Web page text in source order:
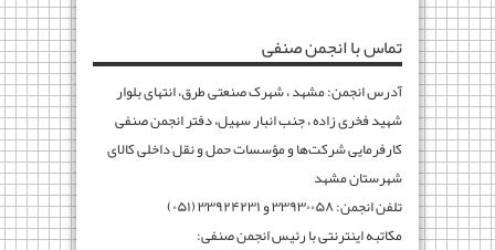
تماس با انجمن صنفی
آدرس انجمن: مشهد ، شهرک صنعتی طرق، انتهای بلوار
شهید فخری زاده ، جنب انبار سهیل، دفتر انجمن صنفی
کارفرمایی شرکت‌ها و مؤسسات حمل و نقل داخلی کالای
شهرستان مشهد
تلفن انجمن: ۳۳۹۳۰۰۵۸ و ۳۳۹۲۴۲۳۱ (۰۵۱)
مکاتبه اینترنتی با رئیس انجمن صنفی: